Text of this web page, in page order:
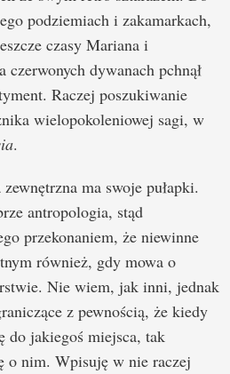
podziemiach i zakamarkach,
czasy Mariana i
czerwonych dywanach pchnął
Raczej poszukiwanie
wielopokoleniowej sagi, w
.
ma swoje pułapki.
antropologia, stąd
przekonaniem, że niewinne
również, gdy mowa o
Nie wiem, jak inni, jednak
z pewnością, że kiedy
do jakiegoś miejsca, tak
o nim. Wpisuję w nie raczej